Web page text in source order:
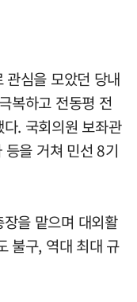
관심을 모았던 당내
복하고 전동평 전
. 국회의원 보좌관
을 거쳐 민선 8기
을 맡으며 대외활
불구, 역대 최대 규